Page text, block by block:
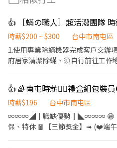
時薪$200 ~ $300
台中市南屯區
1.使用專業除蟎機器完成客戶交辦
府居家清潔除蟎、須自行前往工
機器！！
時薪$196
台中市南屯區
∞∞∞◢┃職缺優勢┃◣∞∞∞ 😁【安心上工】➟享有勞健保.團
保、特休 🧧【三節獎金】➟ (❤️端